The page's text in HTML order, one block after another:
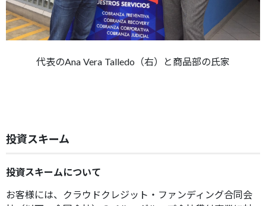
代表のAna Vera Talledo（右）と商品部の氏家
投資スキーム
投資スキームについて
お客様には、クラウドクレジット・ファンディング合同会